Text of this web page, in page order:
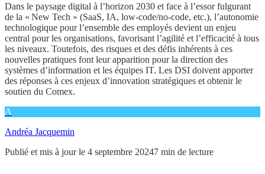
Dans le paysage digital à l’horizon 2030 et face à l’essor fulgurant
de la « New Tech » (SaaS, IA, low-code/no-code, etc.), l’autonomie
technologique pour l’ensemble des employés devient un enjeu
central pour les organisations, favorisant l’agilité et l’efficacité à tous
les niveaux. Toutefois, des risques et des défis inhérents à ces
nouvelles pratiques font leur apparition pour la direction des
systèmes d’information et les équipes IT. Les DSI doivent apporter
des réponses à ces enjeux d’innovation stratégiques et obtenir le
soutien du Comex.
A
Andréa Jacquemin
Publié et mis à jour le 4 septembre 20247 min de lecture